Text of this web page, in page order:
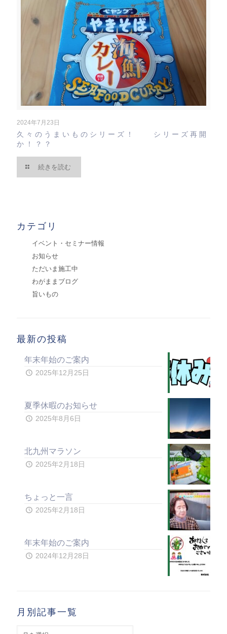
2024年7月23日
久々のうまいものシリーズ！ シリーズ再開
か！？？
続きを読む
カテゴリ
イベント・セミナー情報
お知らせ
ただいま施工中
わがままブログ
旨いもの
最新の投稿
年末年始のご案内
2025年12月25日
夏季休暇のお知らせ
2025年8月6日
北九州マラソン
2025年2月18日
ちょっと一言
2025年2月18日
年末年始のご案内
2024年12月28日
月別記事一覧